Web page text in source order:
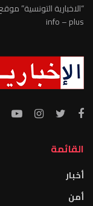
“الاخبارية التونسية”
info – plus
القائمة
أخبار
أمن